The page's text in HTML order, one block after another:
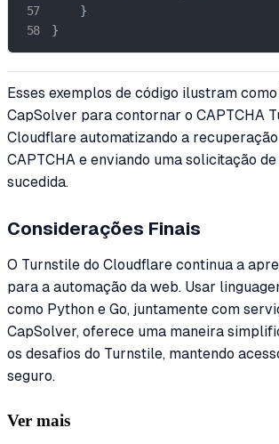
    }
}
Esses exemplos de código ilustram
CapSolver para contornar o CAPTCHA
Cloudflare automatizando a
CAPTCHA e enviando uma solicitação
sucedida.
Considerações Finais
O Turnstile do Cloudflare continua a
para a automação da web. Usar
como Python e Go, juntamente com
CapSolver, oferece uma maneira
os desafios do Turnstile, mantendo
seguro.
Ver mais